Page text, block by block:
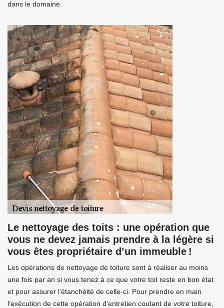
dans le domaine.
Le nettoyage des toits : une opération que
vous ne devez jamais prendre à la légère si
vous êtes propriétaire d’un immeuble !
Les opérations de nettoyage de toiture sont à réaliser au moins
une fois par an si vous tenez à ce que votre toit reste en bon état
et pour assurer l’étanchéité de celle-ci. Pour prendre en main
l’exécution de cette opération d’entretien coutant de votre toiture,